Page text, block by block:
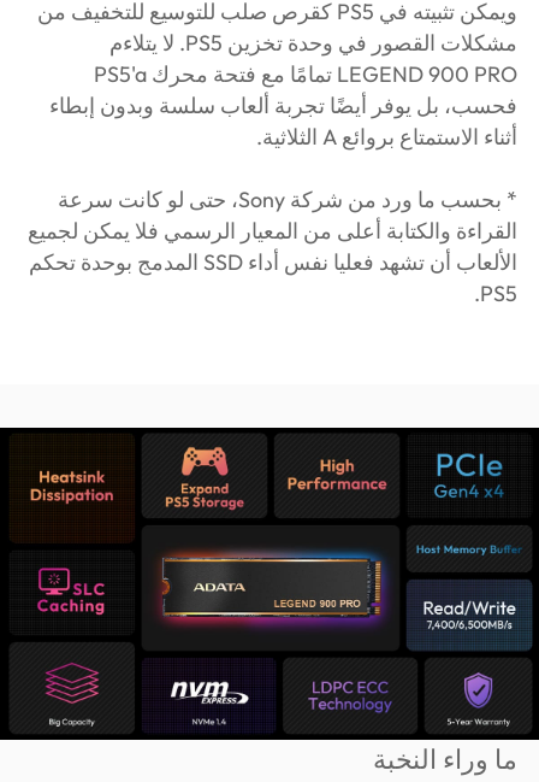
ويمكن تثبيته في PS5 كقرص صلب للتوسيع للتخفيف من
مشكلات القصور في وحدة تخزين PS5. لا يتلاءم
LEGEND 900 PRO تمامًا مع فتحة محرك PS5'a
فحسب، بل يوفر أيضًا تجربة ألعاب سلسة وبدون إبطاء
أثناء الاستمتاع بروائع A الثلاثية.
* بحسب ما ورد من شركة Sony، حتى لو كانت سرعة
القراءة والكتابة أعلى من المعيار الرسمي فلا يمكن لجميع
الألعاب أن تشهد فعليا نفس أداء SSD المدمج بوحدة تحكم
PS5.
ما وراء النخبة